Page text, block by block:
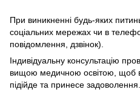
При виникненні будь-яких
соціальних мережах чи в
повідомлення, дзвінок).
Індивідуальну консультацію
вищою медичною освітою, щоб
підійде та принесе задоволення.